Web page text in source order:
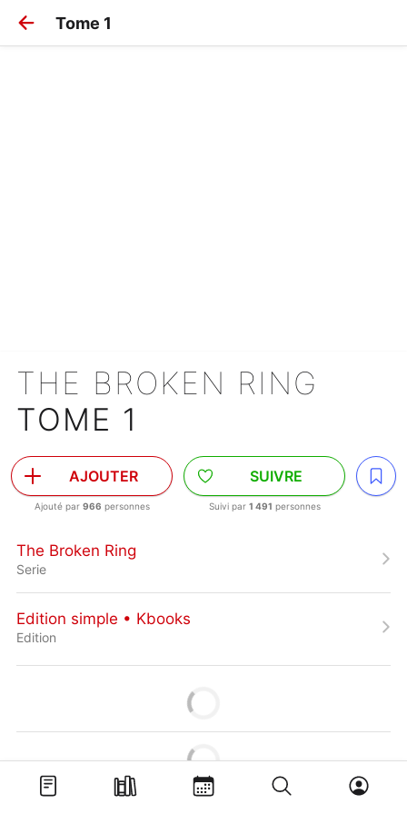
Tome 1
THE BROKEN RING
TOME 1
AJOUTER
Ajouté par 966 personnes
SUIVRE
Suivi par 1 491 personnes
The Broken Ring
Serie
Edition simple • Kbooks
Edition